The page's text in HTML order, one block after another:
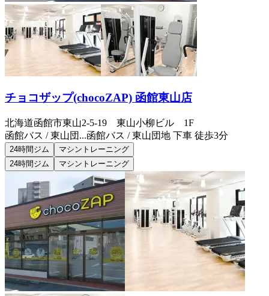
チョコザップ(chocoZAP) 函館東山店
北海道函館市東山2-5-19 東山小柳ビル 1F
函館バス / 東山団...函館バス / 東山団地 下車 徒歩3分
24時間ジム
マシントレーニング
24時間ジム
マシントレーニング